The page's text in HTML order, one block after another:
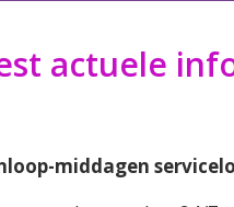
actuele
middagen